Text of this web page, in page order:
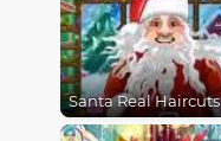
Santa Real Haircuts